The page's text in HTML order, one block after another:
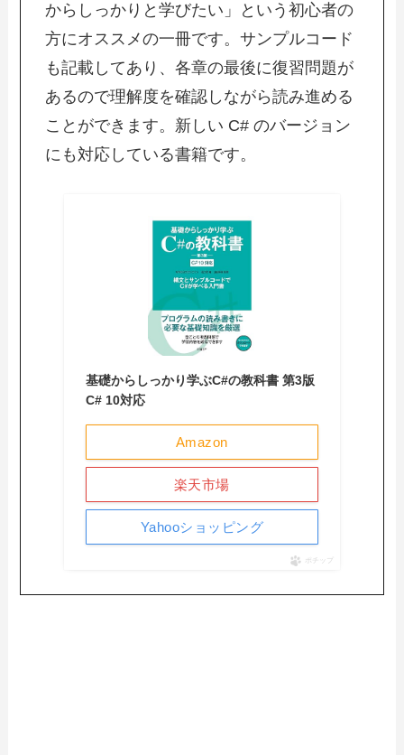
からしっかりと学びたい」という初心者の
方にオススメの一冊です。サンプルコード
も記載してあり、各章の最後に復習問題が
あるので理解度を確認しながら読み進める
ことができます。新しい C# のバージョン
にも対応している書籍です。
基礎からしっかり学ぶC#の教科書 第3版
C# 10対応
Amazon
楽天市場
Yahooショッピング
ポチップ